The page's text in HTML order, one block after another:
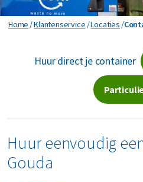
Horeca en recreatie
Industrie
Logistiek
Zakelijke dienstverlening
Interne inzamelmiddelen
Circulaire diensten
Gevaarlijk afval
Groen- en tuinafval
Matrassen
Mineralen
ons
Home Klantenservice Locaties
Huur direct je container
Huur eenvoudig
Gouda